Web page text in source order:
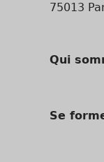
75013
Qui
Se